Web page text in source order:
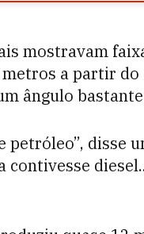
mostravam
a partir do
ângulo
disse